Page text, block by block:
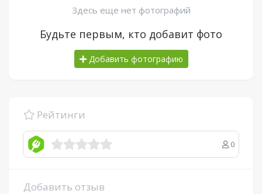
Здесь еще нет фотографий
Будьте первым, кто добавит фото
Добавить фотографию
Рейтинги
0
Добавить отзыв